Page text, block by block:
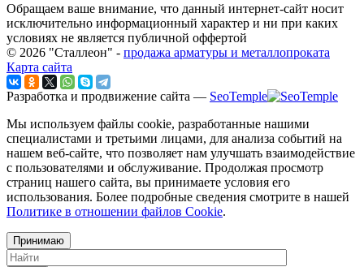
Обращаем ваше внимание, что данный интернет-сайт носит
исключительно информационный характер и ни при каких
условиях не является публичной оффертой
© 2026 "Сталлеон" - продажа арматуры и металлопроката
Карта сайта
Разработка и продвижение сайта — SeoTemple
Мы используем файлы cookie, разработанные нашими
специалистами и третьими лицами, для анализа событий на
нашем веб-сайте, что позволяет нам улучшать взаимодействие
с пользователями и обслуживание. Продолжая просмотр
страниц нашего сайта, вы принимаете условия его
использования. Более подробные сведения смотрите в нашей
Политике в отношении файлов Cookie.
Принимаю